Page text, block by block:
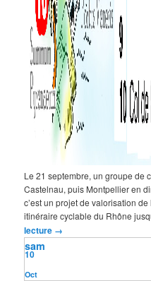
Le 21 septembre, un groupe de
Castelnau, puis Montpellier en
c’est un projet de valorisation
itinéraire cyclable du Rhône
lecture →
Oct
10
sam